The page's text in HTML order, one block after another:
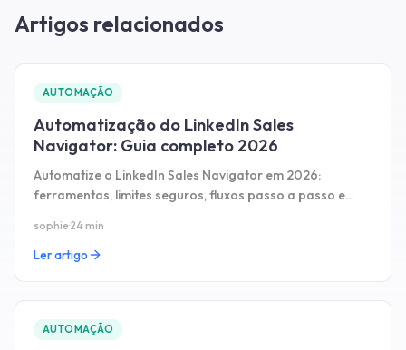
Artigos relacionados
AUTOMAÇÃO
Automatização do LinkedIn Sales
Navigator: Guia completo 2026
Automatize o LinkedIn Sales Navigator em 2026:
ferramentas, limites seguros, fluxos passo a passo e
sophie·24 min
Ler artigo
AUTOMAÇÃO